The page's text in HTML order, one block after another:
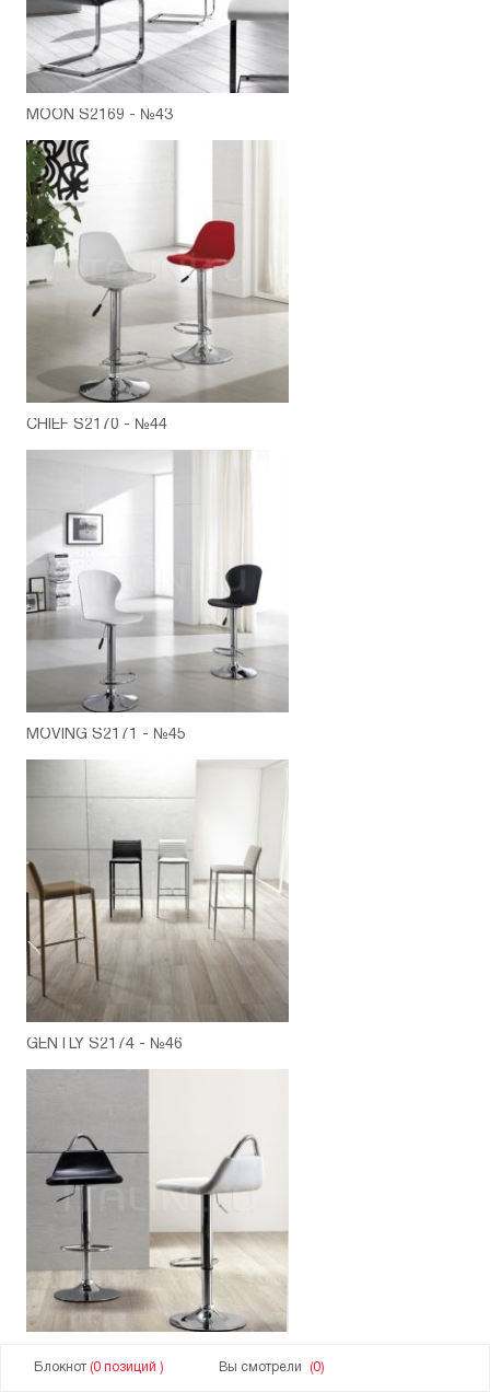
MOON S2169 - №43
CHIEF S2170 - №44
MOVING S2171 - №45
GENTLY S2174 - №46
Блокнот(0 позиций ) Вы смотрели (0)